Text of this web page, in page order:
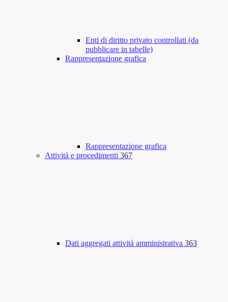
Enti di diritto privato controllati (da
pubblicare in tabelle)
Rappresentazione grafica
Rappresentazione grafica
Attività e procedimenti 367
Dati aggregati attività amministrativa 363